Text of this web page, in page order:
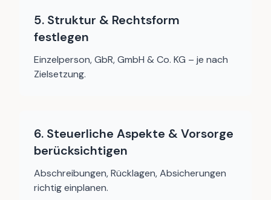
5. Struktur & Rechtsform
festlegen
Einzelperson, GbR, GmbH & Co. KG – je nach
Zielsetzung.
6. Steuerliche Aspekte & Vorsorge
berücksichtigen
Abschreibungen, Rücklagen, Absicherungen
richtig einplanen.